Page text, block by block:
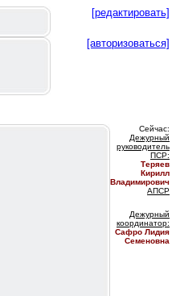
[редактировать]
[авторизоваться]
Сейчас:
Дежурный
руководитель
ПСР:
Теряев
Кирилл
Владимирович
АПСР
Дежурный
координатор:
Сафро Лидия
Семеновна